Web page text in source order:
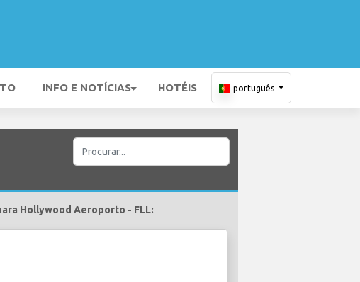
INFO E NOTÍCIAS HOTÉIS português
Hollywood Aeroporto - FLL: